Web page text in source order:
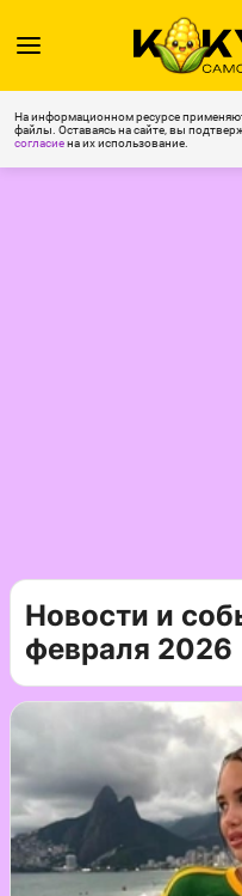
На информационном ресурсе
файлы. Оставаясь на сайте, вы
согласиена их использование.
Новости и
февраля 2026